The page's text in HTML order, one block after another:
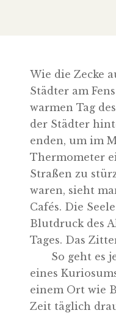
Wie die Zecke
Städter am
warmen Tag
der Städter
enden, um im
Thermometer
Straßen zu
waren, sieht
Cafés. Die
Blutdruck des
Tages. Das
So geht es
eines
einem Ort wie
Zeit täglich